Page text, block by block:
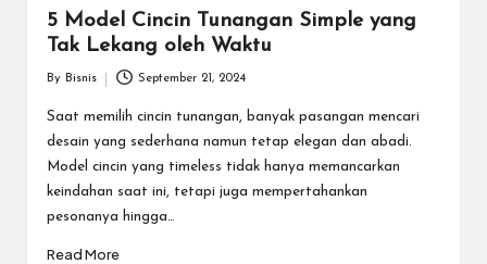
5 Model Cincin Tunangan Simple yang
Tak Lekang oleh Waktu
by
By Bisnis September 21, 2024
Saat memilih cincin tunangan, banyak pasangan mencari
desain yang sederhana namun tetap elegan dan abadi.
Model cincin yang timeless tidak hanya memancarkan
keindahan saat ini, tetapi juga mempertahankan
pesonanya hingga…
Read More